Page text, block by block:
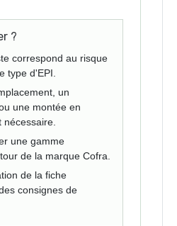
?
correspond au risque
type d'EPI.
un
une montée en
nécessaire.
une gamme
de la marque Cofra.
de la fiche
consignes de